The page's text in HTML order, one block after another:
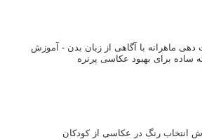
ماهرانه با آگاهی از زبان بدن - آموزش
انتخاب رنگ در عکاسی از کودکان